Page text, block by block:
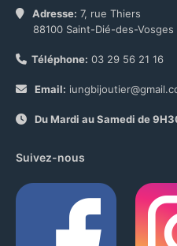
Adresse: 7, rue Thiers
88100 Saint-Dié-des-Vosges
Téléphone: 03 29 56 21 16
Email:
Du Mardi au Samedi de
Suivez-nous